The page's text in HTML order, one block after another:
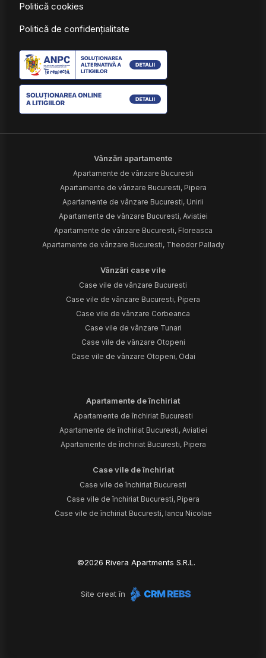
Politică cookies
Politică de confidențialitate
Vânzări apartamente
Apartamente de vânzare Bucuresti
Apartamente de vânzare Bucuresti, Pipera
Apartamente de vânzare Bucuresti, Unirii
Apartamente de vânzare Bucuresti, Aviatiei
Apartamente de vânzare Bucuresti, Floreasca
Apartamente de vânzare Bucuresti, Theodor Pallady
Vânzări case vile
Case vile de vânzare Bucuresti
Case vile de vânzare Bucuresti, Pipera
Case vile de vânzare Corbeanca
Case vile de vânzare Tunari
Case vile de vânzare Otopeni
Case vile de vânzare Otopeni, Odai
Apartamente de închiriat
Apartamente de închiriat Bucuresti
Apartamente de închiriat Bucuresti, Aviatiei
Apartamente de închiriat Bucuresti, Pipera
Case vile de închiriat
Case vile de închiriat Bucuresti
Case vile de închiriat Bucuresti, Pipera
Case vile de închiriat Bucuresti, Iancu Nicolae
©2026 Rivera Apartments S.R.L.
Site creat în